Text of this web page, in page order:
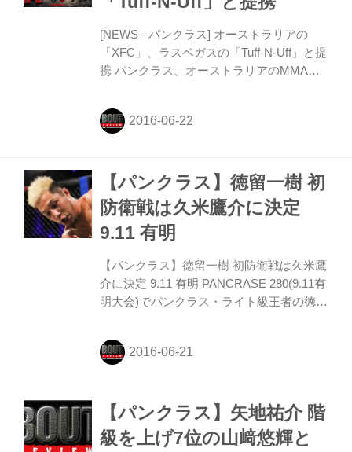
[NEWS - パンクラス] オーストラリアの
「XFC」、ラスベガスの「Tuff-N-Uff」と提
携 パンクラス、オーストラリアのMMA大
会「タフイナフ(Tuff-N-Uff)」と提携。XFC
は「ROAD TO PANCRASE:AUSTRALIA」
ンで、年間最大イベント"Pack The Mack各
階級王者とパンクラスプロ契約を結ぶ事を
発表した。
【パンクラス】徳留一樹 初
防衛戦は久米鷹介に決定
9.11 有明
【パンクラス】徳留一樹 初防衛戦は久米鷹
介に決定 9.11 有明 PANCRASE 280(9.11有
明大会)でパンクラス・ライト級王者の徳留
が決定した。
【パンクラス】矢地祐介 階
級を上げ7位の山﨑悠輝と